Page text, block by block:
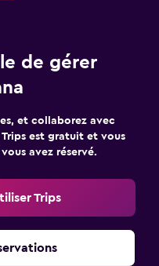
de gérer
et collaborez avec
est gratuit et vous
avez réservé.
Trips